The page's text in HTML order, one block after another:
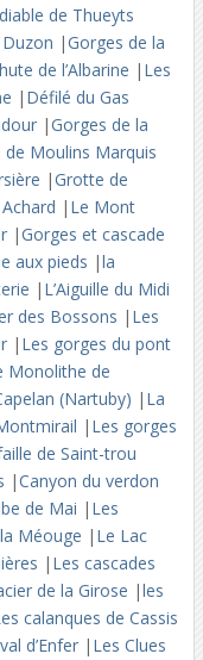
de Thueyts
|Gorges de la
de l’Albarine | Les
| Défilé du Gas
|Gorges de la
de Moulins Marquis
|Grotte de
| Le Mont
|Gorges et cascade
aux pieds |la
| L’Aiguille du Midi
des Bossons | Les
| Les gorges du pont
Monolithe de
(Nartuby) | La
| Les gorges
de Saint-trou
|Canyon du verdon
de Mai | Les
Méouge | Le Lac
| Les cascades
de la Girose |les
calanques de Cassis
val d’Enfer | Les Clues